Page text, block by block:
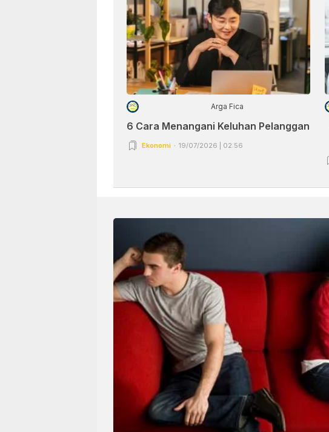
Arga Fica
6 Cara Menangani Keluhan Pelanggan
Ekonomi 19/07/2026 | 02:56